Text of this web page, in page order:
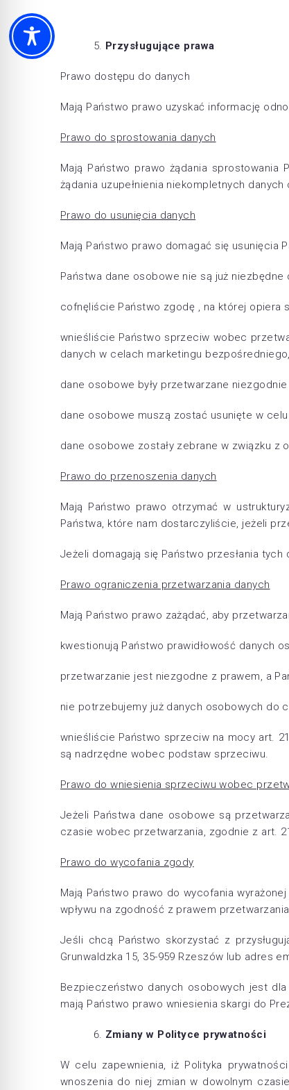
Przysługujące prawa
Prawo dostępu do danych
Mają Państwo prawo uzyskać informację
Prawo do sprostowania danych
Mają Państwo prawo żądania sprostowania
żądania uzupełnienia niekompletnych
Prawo do usunięcia danych
Mają Państwo prawo domagać się usunięcia
Państwa dane osobowe nie są już
cofnęliście Państwo zgodę , na której opiera
wnieśliście Państwo sprzeciw wobec
danych w celach marketingu bezpośredniego,
dane osobowe były przetwarzane
dane osobowe muszą zostać usunięte w
dane osobowe zostały zebrane w związku z
Prawo do przenoszenia danych
Mają Państwo prawo otrzymać w
Państwa, które nam dostarczyliście, jeżeli
Jeżeli domagają się Państwo przesłania
Prawo ograniczenia przetwarzania danych
Mają Państwo prawo zażądać, aby
kwestionują Państwo prawidłowość danych
przetwarzanie jest niezgodne z prawem, a
nie potrzebujemy już danych osobowych do
wnieśliście Państwo sprzeciw na mocy art.
są nadrzędne wobec podstaw sprzeciwu.
Prawo do wniesienia sprzeciwu wobec
Jeżeli Państwa dane osobowe są
czasie wobec przetwarzania, zgodnie z art.
Prawo do wycofania zgody
Mają Państwo prawo do wycofania
wpływu na zgodność z prawem
Jeśli chcą Państwo skorzystać z
Grunwaldzka 15, 35-959 Rzeszów lub adres
Bezpieczeństwo danych osobowych jest
mają Państwo prawo wniesienia skargi do
Zmiany w Polityce prywatności
W celu zapewnienia, iż Polityka
wnoszenia do niej zmian w dowolnym